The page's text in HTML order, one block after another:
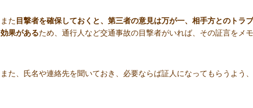
また 目撃者を確保しておくと、第三者の意見は万が一、相手方とのトラ
効果があるため、通行人など交通事故の目撃者がいれば、その証言をメモ
また、氏名や連絡先を聞いておき、必要ならば証人になってもらうよう、